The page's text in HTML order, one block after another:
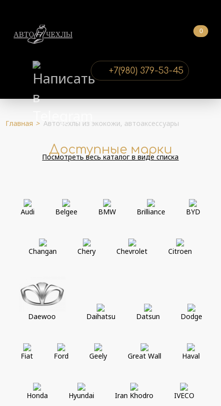
0
+7(980) 379-53-45
Главная > Авточехлы из экокожи, автоаксессуары
Доступные марки
Посмотреть весь каталог в виде списка
Audi Belgee BMW Brilliance BYD
Changan Chery Chevrolet Citroen
Daewoo Daihatsu Datsun Dodge
Fiat Ford Geely Great Wall Haval
Honda Hyundai Iran Khodro IVECO